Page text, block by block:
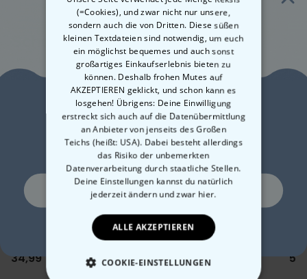
Schon gesehen?
Diese Produkte könnten dich auch interessieren
Personalisierte Vase mit
Text und Symbol
34,99 CHF
Personalisierbarer
Duftbaum 2er Set im
24,99 CHF
(=Cookies), und zwar nicht nur unsere,
sondern auch die von Dritten. Diese süßen
kleinen Textdateien sind notwendig, um euch
ein möglichst bequemes und auch sonst
großartiges Einkaufserlebnis bieten zu
können. Deshalb frohen Mutes auf
AKZEPTIEREN geklickt, und schon kann es
losgehen! Übrigens: Deine Einwilligung
erstreckt sich auch auf die Datenübermittlung
an Anbieter von jenseits des Großen
Teichs (heißt: USA). Dabei besteht allerdings
das Risiko der unbemerkten
Datenverarbeitung durch staatliche Stellen.
Deine Einstellungen kannst du natürlich
jederzeit ändern und zwar hier.
ALLE AKZEPTIEREN
COOKIE-EINSTELLUNGEN
Lust auf
10% Rabatt?
Ja, gerne!
Ne, ich mag keine Rabatte